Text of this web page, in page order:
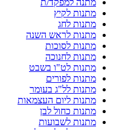
מתנה למפקד/ת
מתנות לקיץ
מתנות לחג
מתנות לראש השנה
מתנות לסוכות
מתנות לחנוכה
מתנות לט"ו בשבט
מתנות לפורים
מתנות לל"ג בעומר
מתנות ליום העצמאות
מתנות כחול לבן
מתנות לשבועות